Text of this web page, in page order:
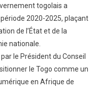
togolais a
2020-2025, plaçant
de l’État et de la
nationale.
le Président du Conseil
le Togo comme un
en Afrique de